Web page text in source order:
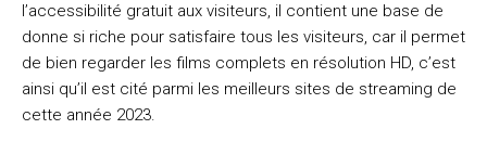
l’accessibilité gratuit aux visiteurs, il contient une base de
donne si riche pour satisfaire tous les visiteurs, car il permet
de bien regarder les films complets en résolution HD, c’est
ainsi qu’il est cité parmi les meilleurs sites de streaming de
cette année 2023.